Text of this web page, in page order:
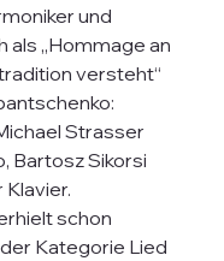
und
als „Hommage an
versteht“
Strasser
Bartosz Sikorsi
schon
Kategorie Lied